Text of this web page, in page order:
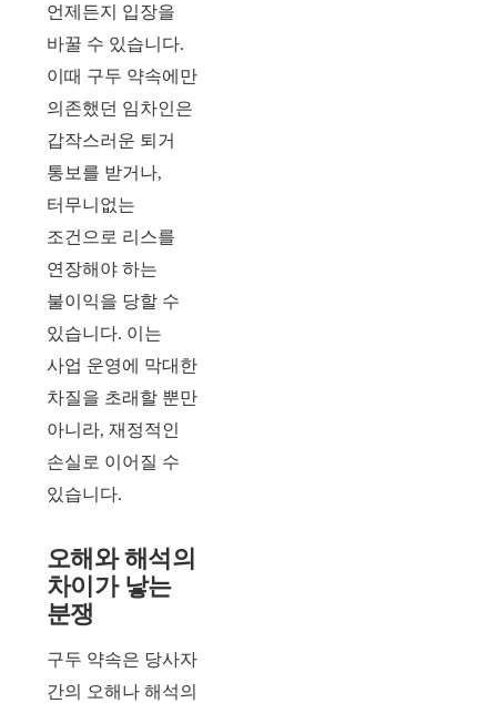
언제든지 입장을
바꿀 수 있습니다.
이때 구두 약속에만
의존했던 임차인은
갑작스러운 퇴거
통보를 받거나,
터무니없는
조건으로 리스를
연장해야 하는
불이익을 당할 수
있습니다. 이는
사업 운영에 막대한
차질을 초래할 뿐만
아니라, 재정적인
손실로 이어질 수
있습니다.
오해와 해석의
차이가 낳는
분쟁
구두 약속은 당사자
간의 오해나 해석의